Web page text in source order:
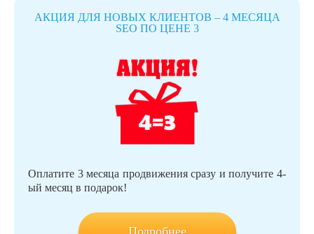
АКЦИЯ ДЛЯ НОВЫХ КЛИЕНТОВ – 4 МЕСЯЦА
SEO ПО ЦЕНЕ 3
Оплатите 3 месяца продвижения сразу и получите 4-
ый месяц в подарок!